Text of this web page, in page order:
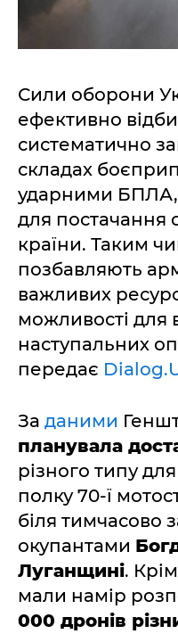
Сили оборони
ефективно
систематично
складах
ударними БПЛА,
для постачання
країни. Таким
позбавляють
важливих
можливості для
наступальних
передає
За даними
планувала
різного типу
полку 70-ї
біля тимчасово
окупантами
Луганщині.
мали намір
000 дронів